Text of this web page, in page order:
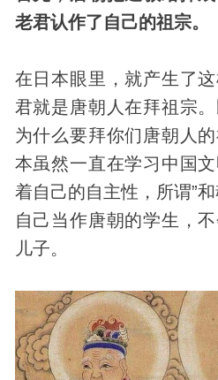
老君认作了自己的祖宗。
在日本眼里，就产生了
君就是唐朝人在拜祖宗
为什么要拜你们唐朝人
本虽然一直在学习中国
着自己的自主性，所谓”
自己当作唐朝的学生，
儿子。